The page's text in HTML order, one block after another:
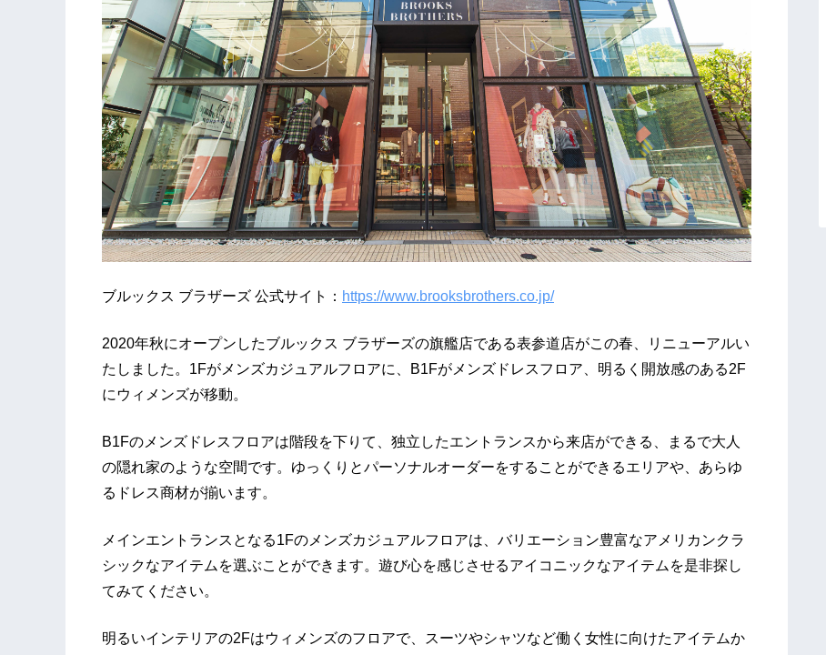
ブルックス ブラザーズ 公式サイト： https://www.brooksbrothers.co.jp/
2020年秋にオープンしたブルックス ブラザーズの旗艦店である表参道店がこの春、リニューアルい
たしました。1Fがメンズカジュアルフロアに、B1Fがメンズドレスフロア、明るく開放感のある2F
にウィメンズが移動。
B1Fのメンズドレスフロアは階段を下りて、独立したエントランスから来店ができる、まるで大人
の隠れ家のような空間です。ゆっくりとパーソナルオーダーをすることができるエリアや、あらゆ
るドレス商材が揃います。
メインエントランスとなる1Fのメンズカジュアルフロアは、バリエーション豊富なアメリカンクラ
シックなアイテムを選ぶことができます。遊び心を感じさせるアイコニックなアイテムを是非探し
てみてください。
明るいインテリアの2Fはウィメンズのフロアで、スーツやシャツなど働く女性に向けたアイテムか